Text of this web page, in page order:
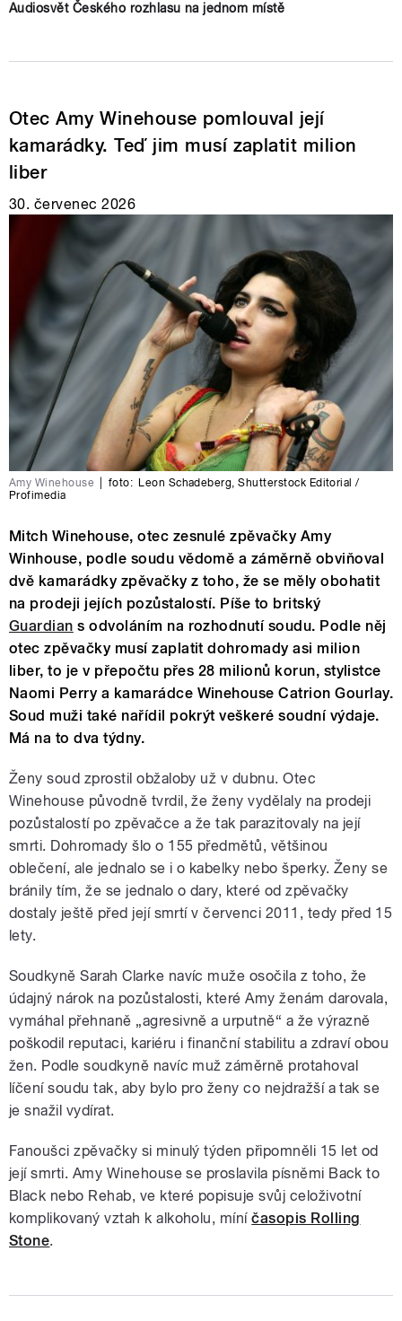
Audiosvět Českého rozhlasu na jednom místě
Otec Amy Winehouse pomlouval její
kamarádky. Teď jim musí zaplatit milion
liber
30. červenec 2026
Amy Winehouse foto: Leon Schadeberg ,Shutterstock Editorial /
Profimedia
Mitch Winehouse, otec zesnulé zpěvačky Amy
Winhouse, podle soudu vědomě a záměrně obviňoval
dvě kamarádky zpěvačky z toho, že se měly obohatit
na prodeji jejích pozůstalostí. Píše to britský
Guardian s odvoláním na rozhodnutí soudu. Podle něj
otec zpěvačky musí zaplatit dohromady asi milion
liber, to je v přepočtu přes 28 milionů korun, stylistce
Naomi Perry a kamarádce Winehouse Catrion Gourlay.
Soud muži také nařídil pokrýt veškeré soudní výdaje.
Má na to dva týdny.
Ženy soud zprostil obžaloby už v dubnu. Otec
Winehouse původně tvrdil, že ženy vydělaly na prodeji
pozůstalostí po zpěvačce a že tak parazitovaly na její
smrti. Dohromady šlo o 155 předmětů, většinou
oblečení, ale jednalo se i o kabelky nebo šperky. Ženy se
bránily tím, že se jednalo o dary, které od zpěvačky
dostaly ještě před její smrtí v červenci 2011, tedy před 15
lety.
Soudkyně Sarah Clarke navíc muže osočila z toho, že
údajný nárok na pozůstalosti, které Amy ženám darovala,
vymáhal přehnaně „agresivně a urputně“ a že výrazně
poškodil reputaci, kariéru i finanční stabilitu a zdraví obou
žen. Podle soudkyně navíc muž záměrně protahoval
líčení soudu tak, aby bylo pro ženy co nejdražší a tak se
je snažil vydírat.
Fanoušci zpěvačky si minulý týden připomněli 15 let od
její smrti. Amy Winehouse se proslavila písněmi Back to
Black nebo Rehab, ve které popisuje svůj celoživotní
komplikovaný vztah k alkoholu, míníčasopis Rolling
Stone.